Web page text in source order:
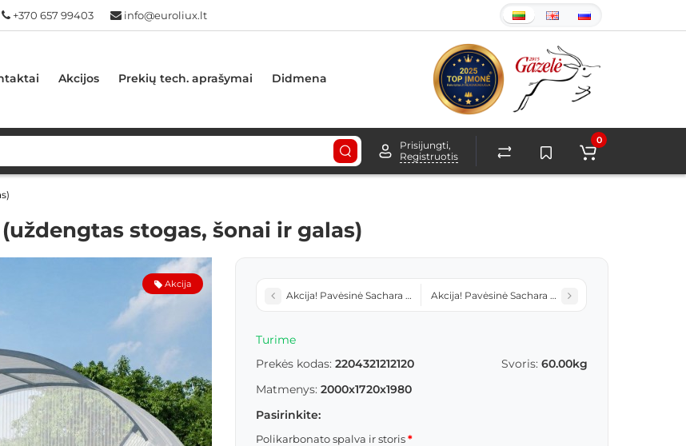
+370 657 99403 info@euroliux.lt
Akcijos Prekių tech. aprašymai Didmena
Prisijungti,
Registruotis
0
stogas, šonai ir galas)
Akcija
Akcija! Pavėsinė Sachara 2m (uždengtas stogas ir šonai)
Akcija! Pavėsinė Sachara 3m (uždengtas stogas ir
Turime
Prekės kodas: 2204321212120 Svoris: 60.00kg
Matmenys: 2000x1720x1980
Pasirinkite:
Polikarbonato spalva ir storis